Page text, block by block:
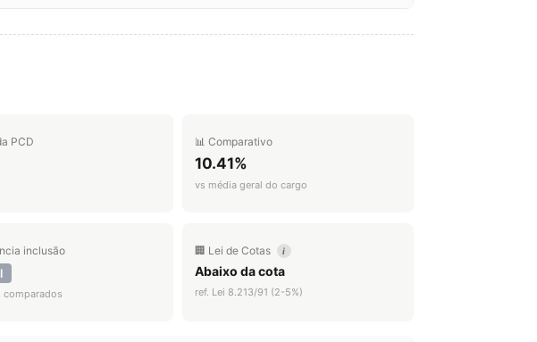
PCD 📊 Comparativo
10.41%
vs média geral do cargo
inclusão
comparados
🏢 Lei de Cotas i
Abaixo da cota
ref. Lei 8.213/91 (2-5%)